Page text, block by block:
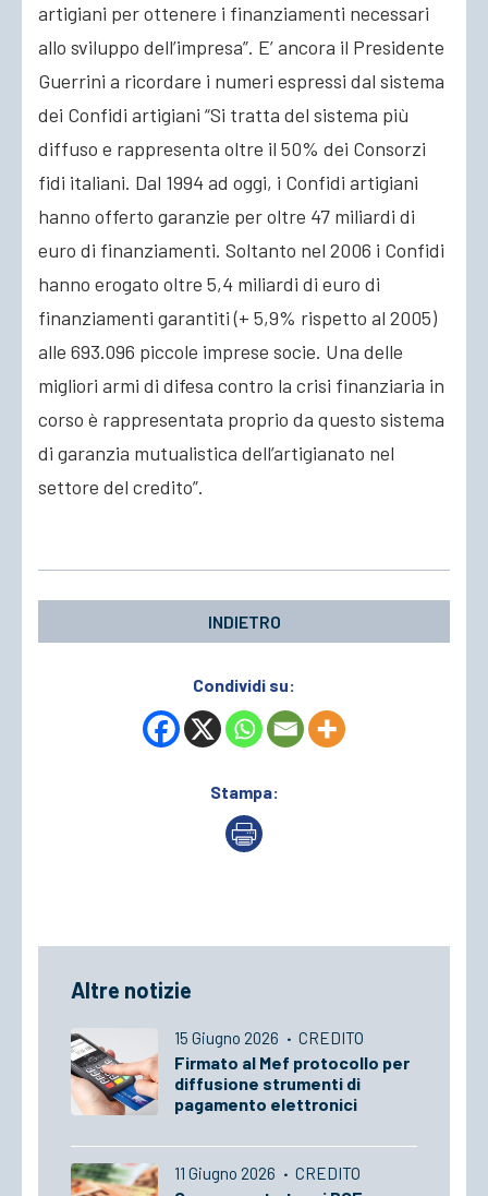
artigiani per ottenere i finanziamenti necessari
allo sviluppo dell’impresa”. E’ ancora il Presidente
Guerrini a ricordare i numeri espressi dal sistema
dei Confidi artigiani “Si tratta del sistema più
diffuso e rappresenta oltre il 50% dei Consorzi
fidi italiani. Dal 1994 ad oggi, i Confidi artigiani
hanno offerto garanzie per oltre 47 miliardi di
euro di finanziamenti. Soltanto nel 2006 i Confidi
hanno erogato oltre 5,4 miliardi di euro di
finanziamenti garantiti (+ 5,9% rispetto al 2005)
alle 693.096 piccole imprese socie. Una delle
migliori armi di difesa contro la crisi finanziaria in
corso è rappresentata proprio da questo sistema
di garanzia mutualistica dell’artigianato nel
settore del credito”.
INDIETRO
Condividi su:
Stampa:
Altre notizie
15 Giugno 2026 · CREDITO
Firmato al Mef protocollo per
diffusione strumenti di
pagamento elettronici
11 Giugno 2026 · CREDITO